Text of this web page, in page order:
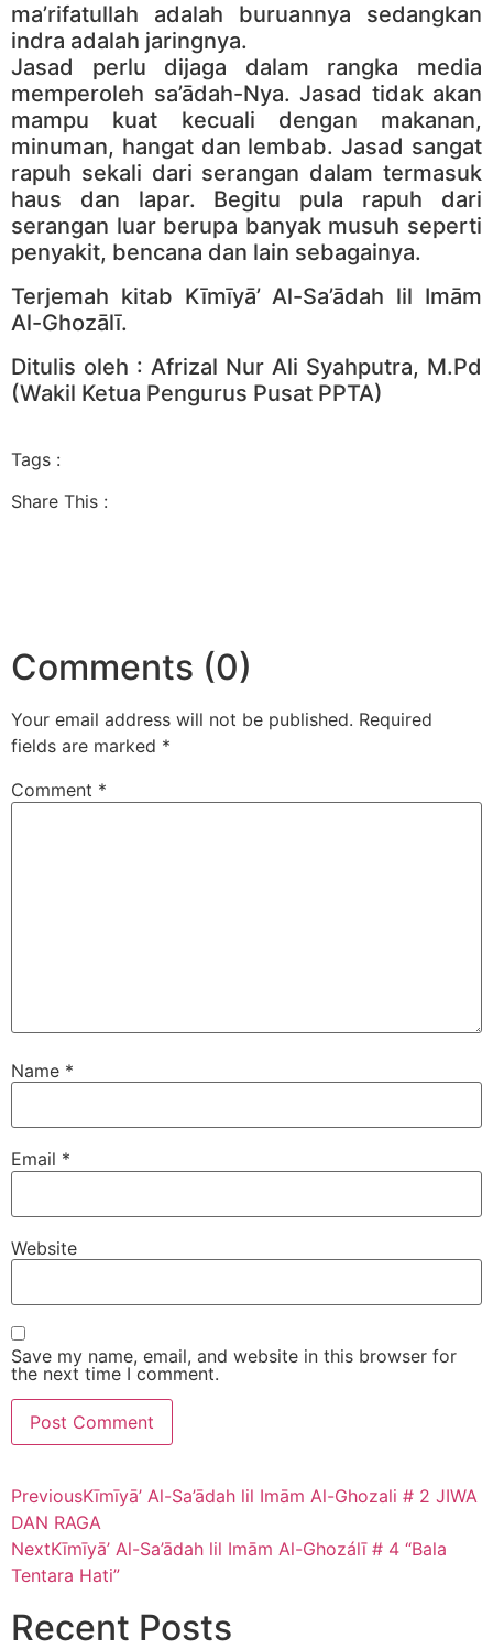
ma’rifatullah adalah buruannya sedangkan
indra adalah jaringnya.
Jasad perlu dijaga dalam rangka media
memperoleh sa’ādah-Nya. Jasad tidak akan
mampu kuat kecuali dengan makanan,
minuman, hangat dan lembab. Jasad sangat
rapuh sekali dari serangan dalam termasuk
haus dan lapar. Begitu pula rapuh dari
serangan luar berupa banyak musuh seperti
penyakit, bencana dan lain sebagainya.
Terjemah kitab Kīmīyā’ Al-Sa’ādah lil Imām
Al-Ghozālī.
Ditulis oleh : Afrizal Nur Ali Syahputra, M.Pd
(Wakil Ketua Pengurus Pusat PPTA)
Tags :
Share This :
Comments (0)
Your email address will not be published. Required
fields are marked *
Comment *
Name *
Email *
Website
Save my name, email, and website in this browser for
the next time I comment.
PreviousKīmīyā’ Al-Sa’ādah lil Imām Al-Ghozali # 2 JIWA
DAN RAGA
NextKīmīyā’ Al-Sa’ādah lil Imām Al-Ghozálī # 4 “Bala
Tentara Hati”
Recent Posts